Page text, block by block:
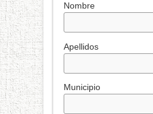
Nombre
Apellidos
Municipio